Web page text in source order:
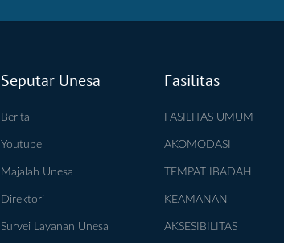
Seputar Unesa
Berita
Youtube
Majalah Unesa
Direktori
Survei Layanan Unesa
Fasilitas
FASILITAS UMUM
AKOMODASI
TEMPAT IBADAH
KEAMANAN
AKSESIBILITAS